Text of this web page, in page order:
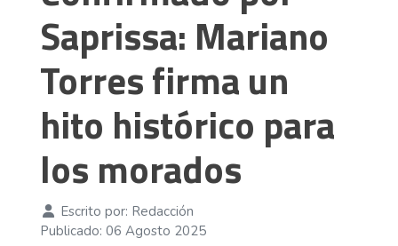
Saprissa: Mariano
Torres firma un
hito histórico para
los morados
Escrito por: Redacción
Publicado: 06 Agosto 2025